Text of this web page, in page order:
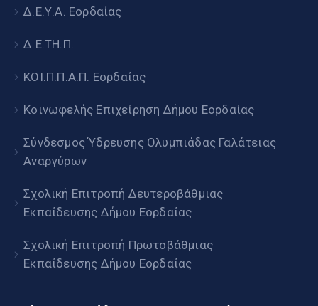
Δ.Ε.Υ.Α. Εορδαίας
Δ.Ε.ΤΗ.Π.
ΚΟΙ.Π.Π.Α.Π. Εορδαίας
Κοινωφελής Επιχείρηση Δήμου Εορδαίας
Σύνδεσμος Ύδρευσης Ολυμπιάδας Γαλάτειας
Αναργύρων
Σχολική Επιτροπή Δευτεροβάθμιας
Εκπαίδευσης Δήμου Εορδαίας
Σχολική Επιτροπή Πρωτοβάθμιας
Εκπαίδευσης Δήμου Εορδαίας